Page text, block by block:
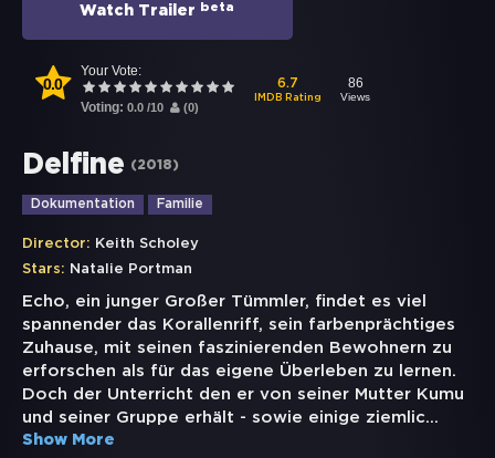
Watch Trailer beta
0.0
Your Vote:
Voting: 0.0 /10 (0)
6.7
IMDB Rating
86
Views
Delfine (2018)
Dokumentation Familie
Director: Keith Scholey
Stars: Natalie Portman
Echo, ein junger Großer Tümmler, findet es viel
spannender das Korallenriff, sein farbenprächtiges
Zuhause, mit seinen faszinierenden Bewohnern zu
erforschen als für das eigene Überleben zu lernen.
Doch der Unterricht den er von seiner Mutter Kumu
und seiner Gruppe erhält - sowie einige ziemlic...
Show More